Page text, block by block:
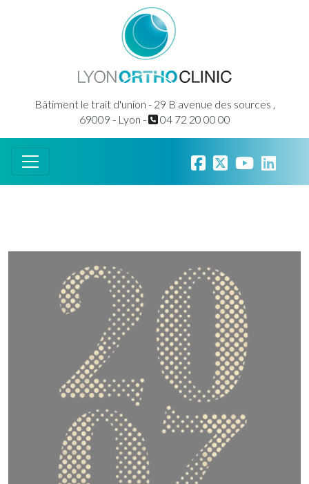
Bâtiment le trait d'union - 29 B avenue des sources ,
69009 - Lyon -
04 72 20 00 00